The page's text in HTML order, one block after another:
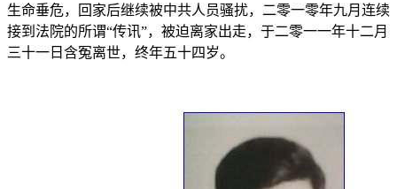
生命垂危，回家后继续被中共人员骚扰，二零一零年九月连续
接到法院的所谓“传讯”，被迫离家出走，于二零一一年十二月
三十一日含冤离世，终年五十四岁。